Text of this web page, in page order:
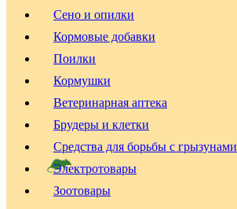
Сено и опилки
Кормовые добавки
Поилки
Кормушки
Ветеринарная аптека
Брудеры и клетки
Средства для борьбы с грызунами
Электротовары
Зоотовары